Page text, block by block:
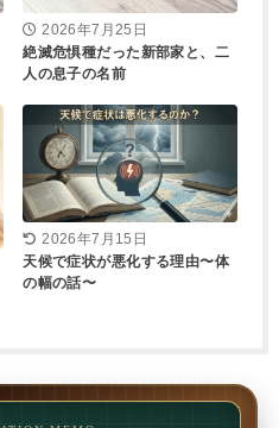
2026年7月25日
絶滅危惧種だった新部家と、二
人の息子の名前
2026年7月15日
天候で症状が悪化する理由〜体
の幅の話〜